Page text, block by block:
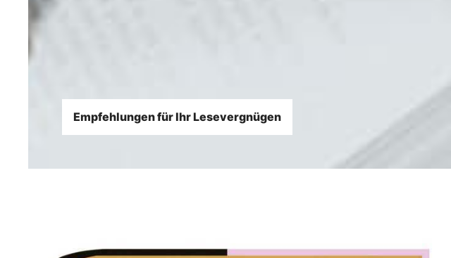
Empfehlungen für Ihr Lesevergnügen